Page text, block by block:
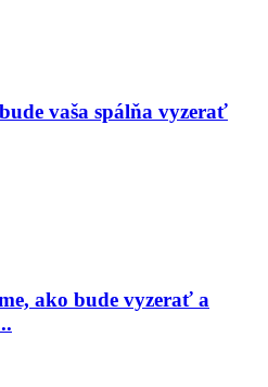
vaša spálňa vyzerať
ako bude vyzerať a